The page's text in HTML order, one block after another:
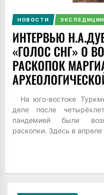
НОВОСТИ ЭКСПЕДИЦИИ
ИНТЕРВЬЮ
«ГОЛОС СНГ» О
РАСКОПОК
На юго-востоке
депе после
пандемией были
раскопки. Здесь в